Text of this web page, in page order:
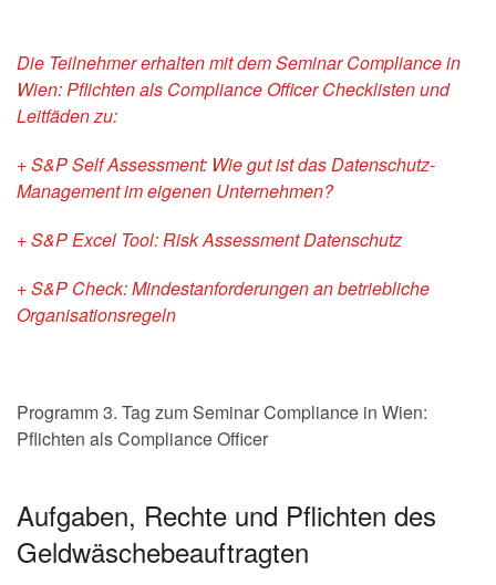
Die Teilnehmer erhalten mit dem Seminar Compliance in
Wien: Pflichten als Compliance Officer Checklisten und
Leitfäden zu:
+ S&P Self Assessment: Wie gut ist das Datenschutz-
Management im eigenen Unternehmen?
+ S&P Excel Tool: Risk Assessment Datenschutz
+ S&P Check: Mindestanforderungen an betriebliche
Organisationsregeln
Programm 3. Tag zum Seminar Compliance in Wien:
Pflichten als Compliance Officer
Aufgaben, Rechte und Pflichten des
Geldwäschebeauftragten